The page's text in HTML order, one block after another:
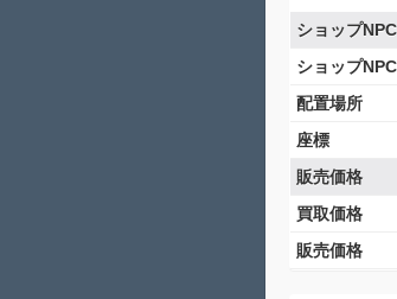
ショップNPC
ショップNPC
配置場所
座標
販売価格
買取価格
販売価格